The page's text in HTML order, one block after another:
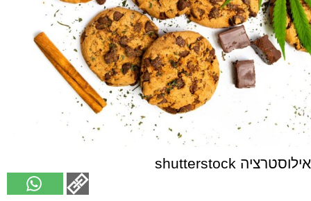
אילוסטרציה shutterstock